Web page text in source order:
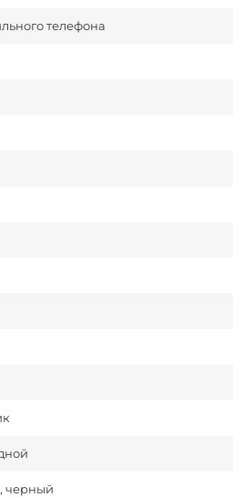
телефона
черный